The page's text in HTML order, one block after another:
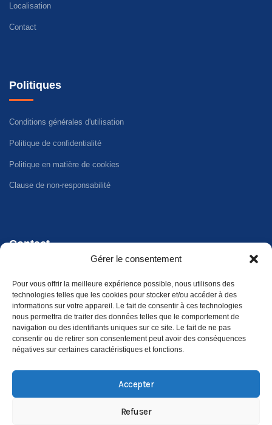
Gérer le consentement
Pour vous offrir la meilleure expérience possible, nous utilisons des
technologies telles que les cookies pour stocker et/ou accéder à des
informations sur votre appareil. Le fait de consentir à ces technologies
nous permettra de traiter des données telles que le comportement de
navigation ou des identifiants uniques sur ce site. Le fait de ne pas
consentir ou de retirer son consentement peut avoir des conséquences
négatives sur certaines caractéristiques et fonctions.
Accepter
Refuser
Localisation
Contact
Politiques
Conditions générales d'utilisation
Politique de confidentialité
Politique en matière de cookies
Clause de non-responsabilité
Contact
Téléphone - WhatsApp
+34 647 33 96 35
Adresse
Carrer Riu Xúquer, 32, 46960 Aldaia, València
Xirivella Camper. Tous droits réservés.